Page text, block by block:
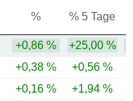
% % 5 Tage
+0,86 % +25,00 %
+0,38 % +0,56 %
+0,16 % +1,94 %